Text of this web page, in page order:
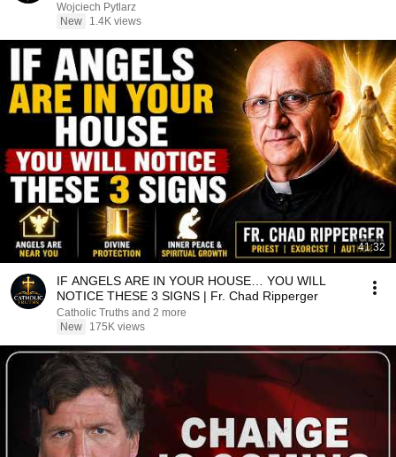
Wojciech Pytlarz
New
1.4K views
41:32
IF ANGELS ARE IN YOUR HOUSE… YOU WILL
NOTICE THESE 3 SIGNS | Fr. Chad Ripperger
Catholic Truths and 2 more
New
175K views